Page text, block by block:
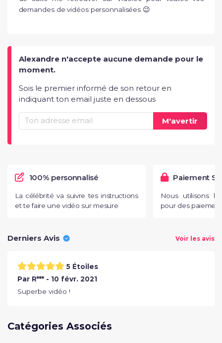
demandes de vidéos personnalisées 😉
Alexandre n'accepte aucune demande pour le
moment.
Sois le premier informé de son retour en
indiquant ton email juste en dessous
M'avertir
100% personnalisé
La célébrité va suivre tes instructions
et te faire une vidéo sur mesure
Paiement
Nous utilisons le
pour des
Derniers Avis Voir les avis
5 Étoiles
Par R*** - 10 févr. 2021
Superbe vidéo !
Catégories Associés